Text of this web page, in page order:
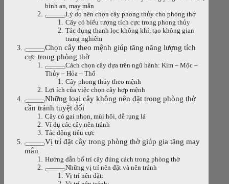
bình an, may mắn
Lý do nên chọn cây phong thủy cho phòng thờ
Cây có biểu tượng tích cực trong phong thủy
Tác dụng thanh lọc không khí, tạo không gian
trang nghiêm
Chọn cây theo mệnh giúp tăng năng lượng tích
cực trong phòng thờ
Cách chọn cây dựa trên ngũ hành: Kim – Mộc –
Thủy – Hỏa – Thổ
Cây phong thủy theo mệnh
Lợi ích của việc chọn cây hợp mệnh
Những loại cây không nên đặt trong phòng thờ
cần tránh tuyệt đối
Cây có gai nhọn, mùi hôi, dễ rụng lá
Ví dụ các cây nên tránh
Tác động tiêu cực
Vị trí đặt cây trong phòng thờ giúp gia tăng may
mắn
Hướng dẫn bố trí cây đúng cách trong phòng thờ
Những vị trí nên đặt và nên tránh
Vị trí nên đặt: